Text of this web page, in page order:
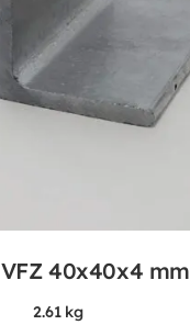
40x40x4 mm
2.61 kg